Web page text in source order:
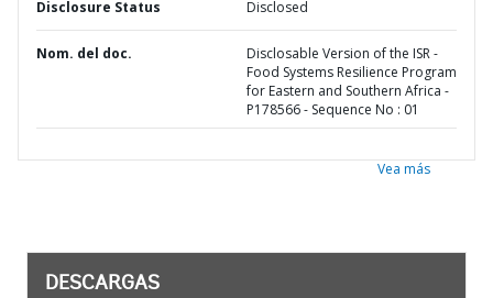
Disclosure Status Disclosed
Nom. del doc.
Disclosable Version of the ISR -
Food Systems Resilience Program
for Eastern and Southern Africa -
P178566 - Sequence No : 01
Vea más
DESCARGAS